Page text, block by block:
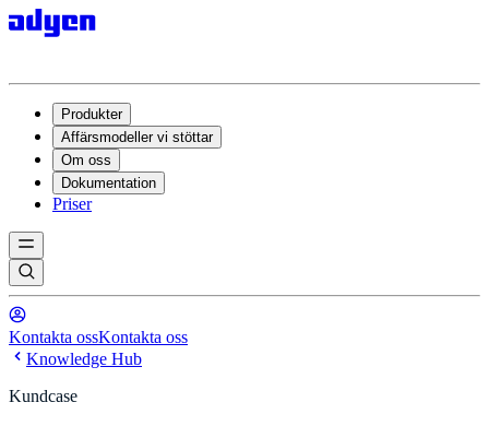
Produkter
Affärsmodeller vi stöttar
Om oss
Dokumentation
Priser
Kontakta ossKontakta oss
Knowledge Hub
Kundcase